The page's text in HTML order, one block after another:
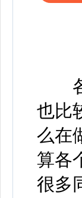
各
也比
么在
算各
很多